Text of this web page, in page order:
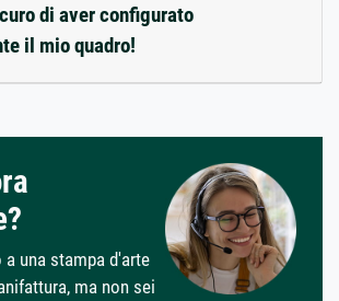
di aver configurato
il mio quadro!
una stampa d'arte
ma non sei